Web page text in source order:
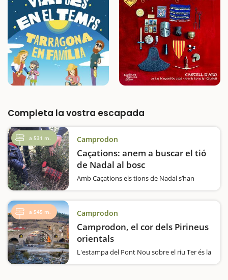
Completa la vostra escapada
a 531 m. Camprodon
Caçations: anem a buscar el tió
de Nadal al bosc
Amb Caçations els tions de Nadal s’han
veritat, personalitzat i amagat expressament
per a…
a 545 m. Camprodon
Camprodon, el cor dels Pirineus
orientals
L'estampa del Pont Nou sobre el riu Ter és la